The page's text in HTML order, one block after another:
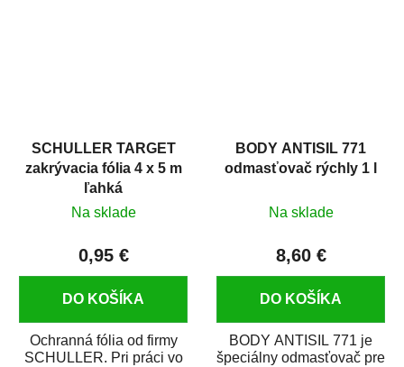
SCHULLER TARGET
zakrývacia fólia 4 x 5 m
ľahká
Na sklade
0,95 €
DO KOŠÍKA
Ochranná fólia od firmy
SCHULLER. Pri práci vo
BODY ANTISIL 771
odmasťovač rýchly 1 l
Na sklade
8,60 €
DO KOŠÍKA
BODY ANTISIL 771 je
špeciálny odmasťovač pre